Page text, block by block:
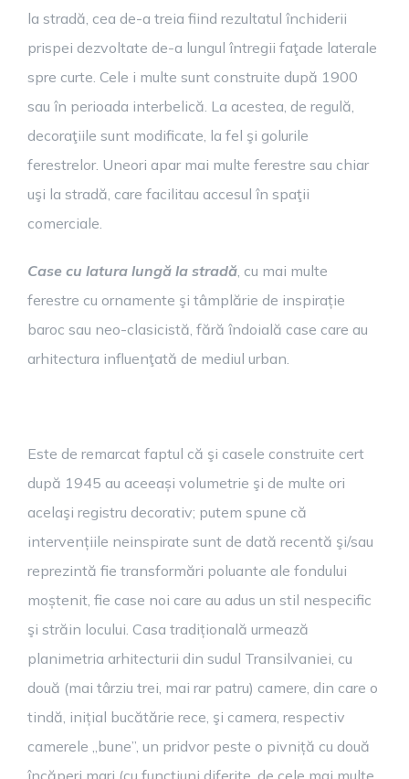
la stradă, cea de-a treia fiind rezultatul închiderii
prispei dezvoltate de-a lungul întregii faţade laterale
spre curte. Cele i multe sunt construite după 1900
sau în perioada interbelică. La acestea, de regulă,
decoraţiile sunt modificate, la fel şi golurile
ferestrelor. Uneori apar mai multe ferestre sau chiar
uşi la stradă, care facilitau accesul în spaţii
comerciale.
Case cu latura lungă la stradă, cu mai multe
ferestre cu ornamente şi tâmplărie de inspirație
baroc sau neo-clasicistă, fără îndoială case care au
arhitectura influenţată de mediul urban.
Este de remarcat faptul că şi casele construite cert
după 1945 au aceeași volumetrie şi de multe ori
acelaşi registru decorativ; putem spune că
intervențiile neinspirate sunt de dată recentă şi/sau
reprezintă fie transformări poluante ale fondului
moștenit, fie case noi care au adus un stil nespecific
şi străin locului. Casa tradițională urmează
planimetria arhitecturii din sudul Transilvaniei, cu
două (mai târziu trei, mai rar patru) camere, din care o
tindă, inițial bucătărie rece, şi camera, respectiv
camerele „bune”, un pridvor peste o pivniță cu două